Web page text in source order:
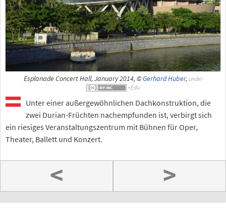
Esplanade Concert Hall, January 2014, ©Gerhard Huber, under
Unter einer außergewöhnlichen Dachkonstruktion, die
zwei Durian-Früchten nachempfunden ist, verbirgt sich
ein riesiges Veranstaltungszentrum mit Bühnen für Oper,
Theater, Ballett und Konzert.
< >